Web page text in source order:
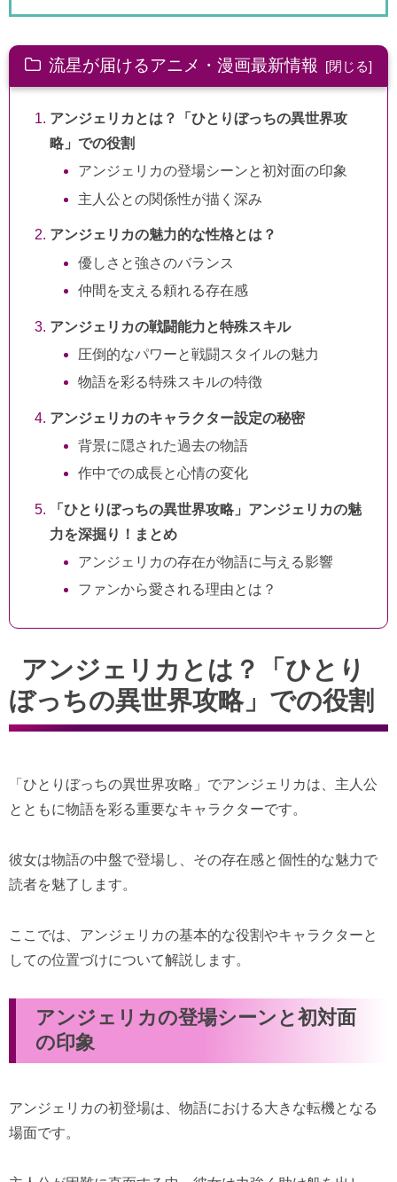
流星が届けるアニメ・漫画最新情報
アンジェリカとは？「ひとりぼっちの異世界攻
略」での役割
アンジェリカの登場シーンと初対面の印象
主人公との関係性が描く深み
アンジェリカの魅力的な性格とは？
優しさと強さのバランス
仲間を支える頼れる存在感
アンジェリカの戦闘能力と特殊スキル
圧倒的なパワーと戦闘スタイルの魅力
物語を彩る特殊スキルの特徴
アンジェリカのキャラクター設定の秘密
背景に隠された過去の物語
作中での成長と心情の変化
「ひとりぼっちの異世界攻略」アンジェリカの魅
力を深掘り！まとめ
アンジェリカの存在が物語に与える影響
ファンから愛される理由とは？
アンジェリカとは？「ひとり
ぼっちの異世界攻略」での役割
「ひとりぼっちの異世界攻略」でアンジェリカは、主人公
とともに物語を彩る重要なキャラクターです。
彼女は物語の中盤で登場し、その存在感と個性的な魅力で
読者を魅了します。
ここでは、アンジェリカの基本的な役割やキャラクターと
しての位置づけについて解説します。
アンジェリカの登場シーンと初対面
の印象
アンジェリカの初登場は、物語における大きな転機となる
場面です。